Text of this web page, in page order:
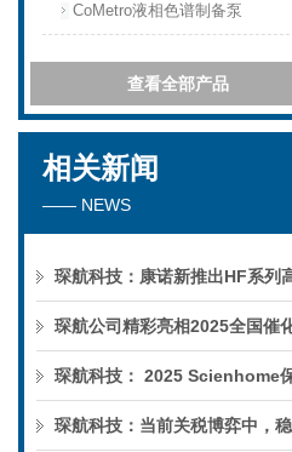
CoMetro液相色谱制备泵
查看全部产品
相关新闻
—— NEWS